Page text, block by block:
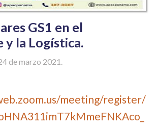
GS1 en el
y la Logística.
de marzo 2021.
meeting/register/